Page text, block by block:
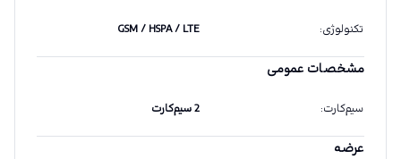
تکنولوژی:
GSM / HSPA / LTE
مشخصات عمومی
سیم‌کارت: 2 سیم‌کارت
عرضه